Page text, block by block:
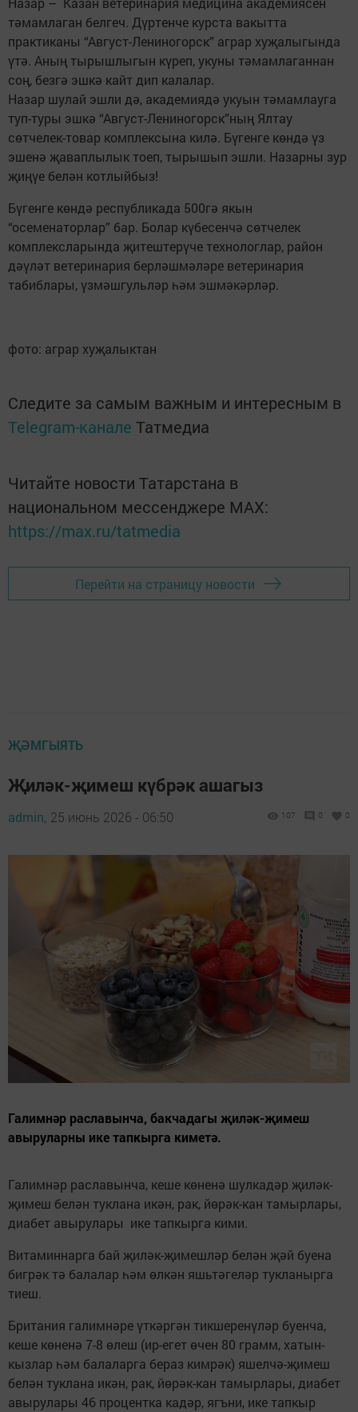
тәмамлаган белгеч. Дүртенче курста вакытта
практиканы “Август-Лениногорск” аграр хуҗалыгында
үтә. Аның тырышлыгын күреп, укуны тәмамлаганнан
соң, безгә эшкә кайт дип калалар.
Назар шулай эшли дә, академиядә укуын тәмамлауга
туп-туры эшкә “Август-Лениногорск”ның Ялтау
сөтчелек-товар комплексына килә. Бүгенге көндә үз
эшенә җаваплылык тоеп, тырышып эшли. Назарны зур
җиңүе белән котлыйбыз!
Бүгенге көндә республикада 500гә якын
“осеменаторлар” бар. Болар күбесенчә сөтчелек
комплексларында җитештерүче технологлар, район
дәүләт ветеринария берләшмәләре ветеринария
табиблары, үзмәшгульләр һәм эшмәкәрләр.
фото: аграр хуҗалыктан
Следите за самым важным и интересным в
Telegram-канале Татмедиа
Читайте новости Татарстана в
национальном мессенджере MАХ:
https://max.ru/tatmedia
Перейти на страницу новости
ҖӘМГЫЯТЬ
Җиләк-җимеш күбрәк ашагыз
admin, 25 июнь 2026 - 06:50 107 0 0
Галимнәр раславынча, бакчадагы җиләк-җимеш
авыруларны ике тапкырга киметә.
Галимнәр раславынча, кеше көненә шулкадәр җиләк-
җимеш белән туклана икән, рак, йөрәк-кан тамырлары,
диабет авырулары ике тапкырга кими.
Витаминнарга бай җиләк-җимешләр белән җәй буена
бигрәк тә балалар һәм өлкән яшьтәгеләр тукланырга
тиеш.
Британия галимнәре үткәргән тикшеренүләр буенча,
кеше көненә 7-8 өлеш (ир-егет өчен 80 грамм, хатын-
кызлар һәм балаларга бераз кимрәк) яшелчә-җимеш
белән туклана икән, рак, йөрәк-кан тамырлары, диабет
авырулары 46 процентка кадәр, ягъни, ике тапкыр